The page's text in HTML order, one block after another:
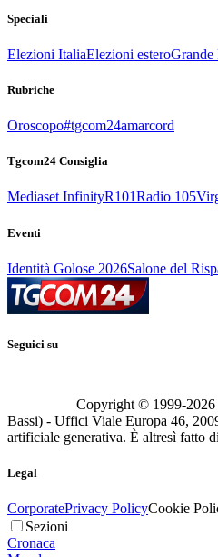
Speciali
Elezioni ItaliaElezioni esteroGrande
Rubriche
Oroscopo#tgcom24amarcord
Tgcom24 Consiglia
Mediaset InfinityR101Radio 105
Eventi
Identità Golose 2026Salone del
Seguici su
Copyright © 1999-2026
Bassi) - Uffici Viale Europa 46,
artificiale generativa. È altresì fatto
Legal
CorporatePrivacy PolicyCookie
Sezioni
Cronaca